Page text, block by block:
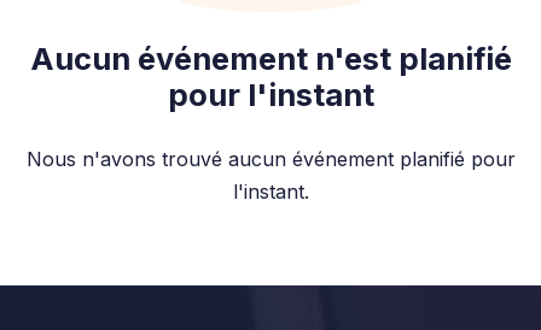
Aucun événement n'est planifié
pour l'instant
Nous n'avons trouvé aucun événement planifié pour
l'instant.